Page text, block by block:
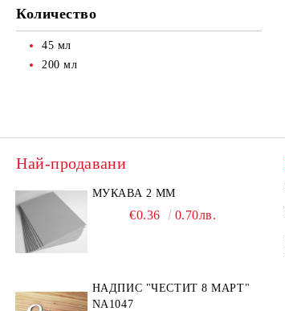
Количество
45 мл
200 мл
Най-продавани
МУКАВА 2 ММ
€0.36 0.70лв.
НАДПИС "ЧЕСТИТ 8 МАРТ"
NA1047